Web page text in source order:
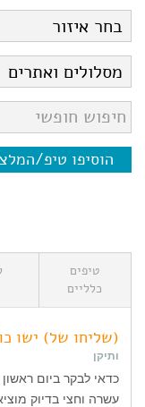
הוסיפו טיפ/
טיפים
כלליים
(שליחו של) ישו
ותיקן
כדאי לבקר ביום
עשרה וחצי בדיוק